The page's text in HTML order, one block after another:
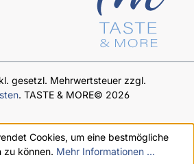
gesetzl. Mehrwertsteuer zzgl.
. TASTE & MORE© 2026
Cookies, um eine bestmögliche
zu können. Mehr Informationen ...